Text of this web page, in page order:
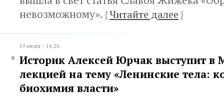
невозможному». {Читайте далее}
19 июля / 14:26
Историк Алексей Юрчак выступит в
лекцией на тему «Ленинские тела:
биохимия власти»